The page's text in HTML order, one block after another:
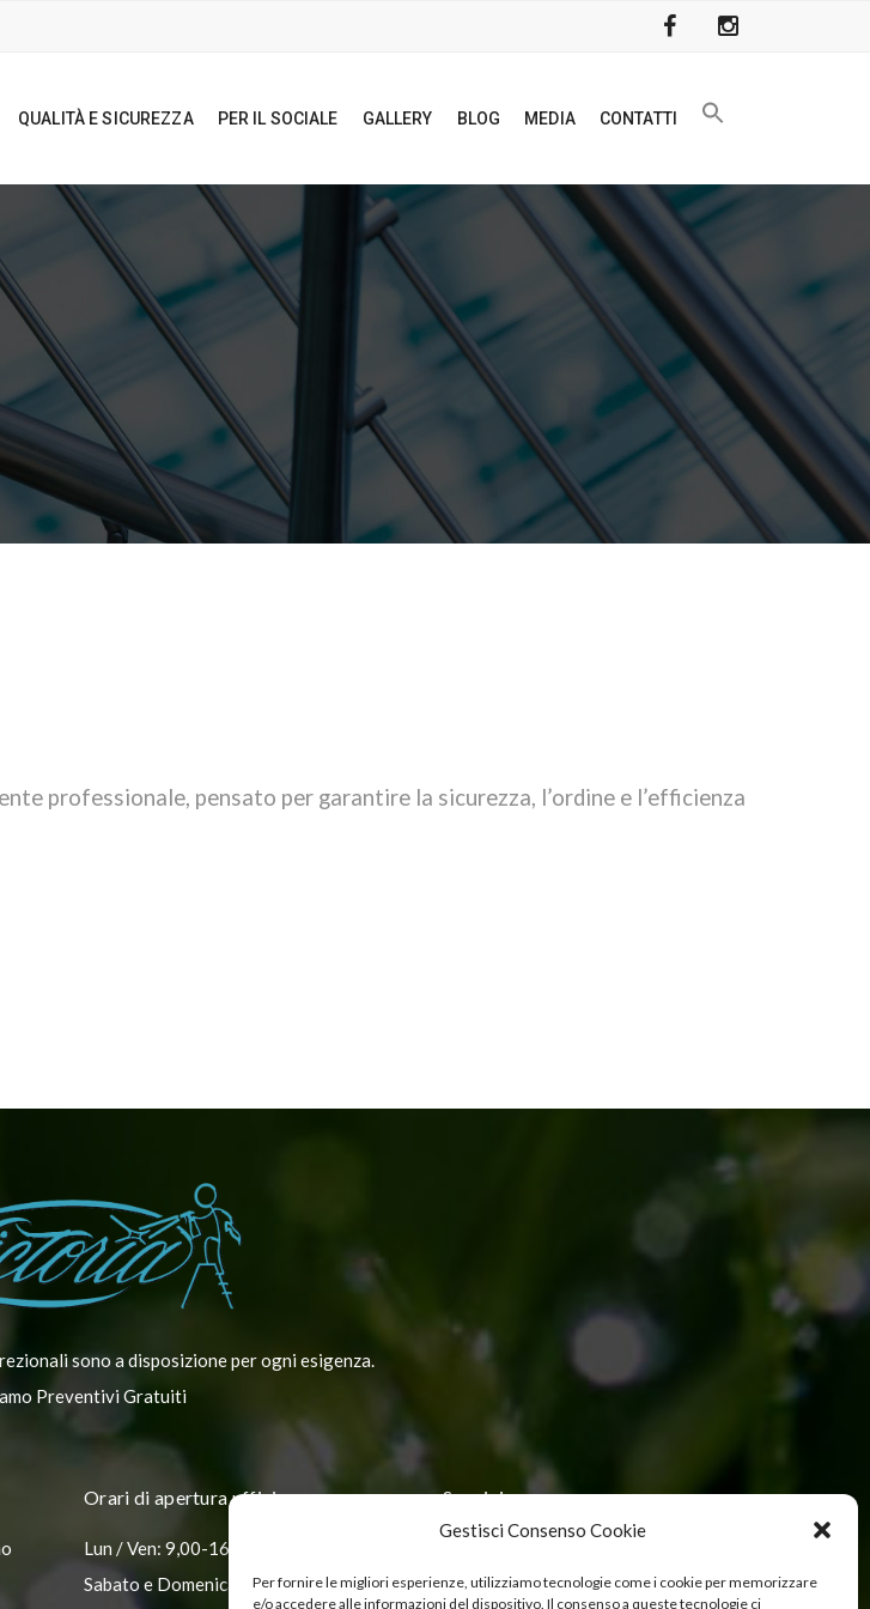
Gestisci Consenso Cookie
Per fornire le migliori esperienze, utilizziamo tecnologie come i cookie per memorizzare
e/o accedere alle informazioni del dispositivo. Il consenso a queste tecnologie ci
QUALITÀ E SICUREZZA PER IL SOCIALE GALLERY BLOG MEDIA CONTATTI
professionale, pensato per garantire la sicurezza, l’ordine e l’efficienza
sono a disposizione per ogni esigenza.
Preventivi Gratuiti
Orari di apertura uffici
Lun / Ven: 9,00-16,30
Sabato e Domenica: Chiuso
Seguici